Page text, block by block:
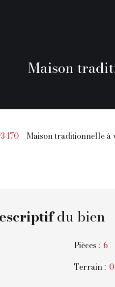
Maison
Maison traditionnelle à
du bien
Pièces : 6
Terrain :